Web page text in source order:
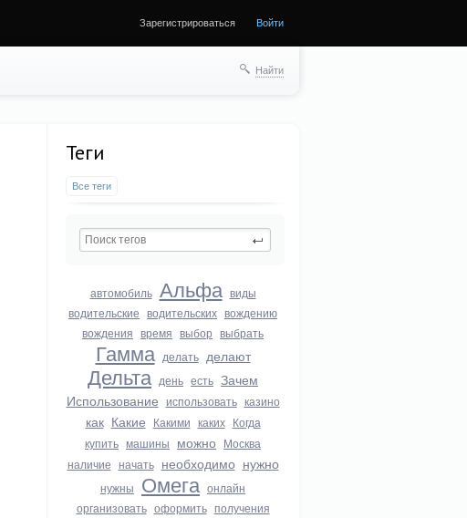
Зарегистрироваться Войти
Найти
Теги
Все теги
автомобиль Альфа виды
водительские водительских вождению
вождения время выбор выбрать
Гамма делать делают
Дельта день есть Зачем
Использование использовать казино
как Какие Какими каких Когда
купить машины можно Москва
наличие начать необходимо нужно
нужны Омега онлайн
организовать оформить получения